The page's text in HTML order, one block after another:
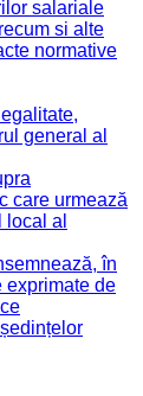
salariale
si alte
normative
general al
care urmează
al
în
exprimate de